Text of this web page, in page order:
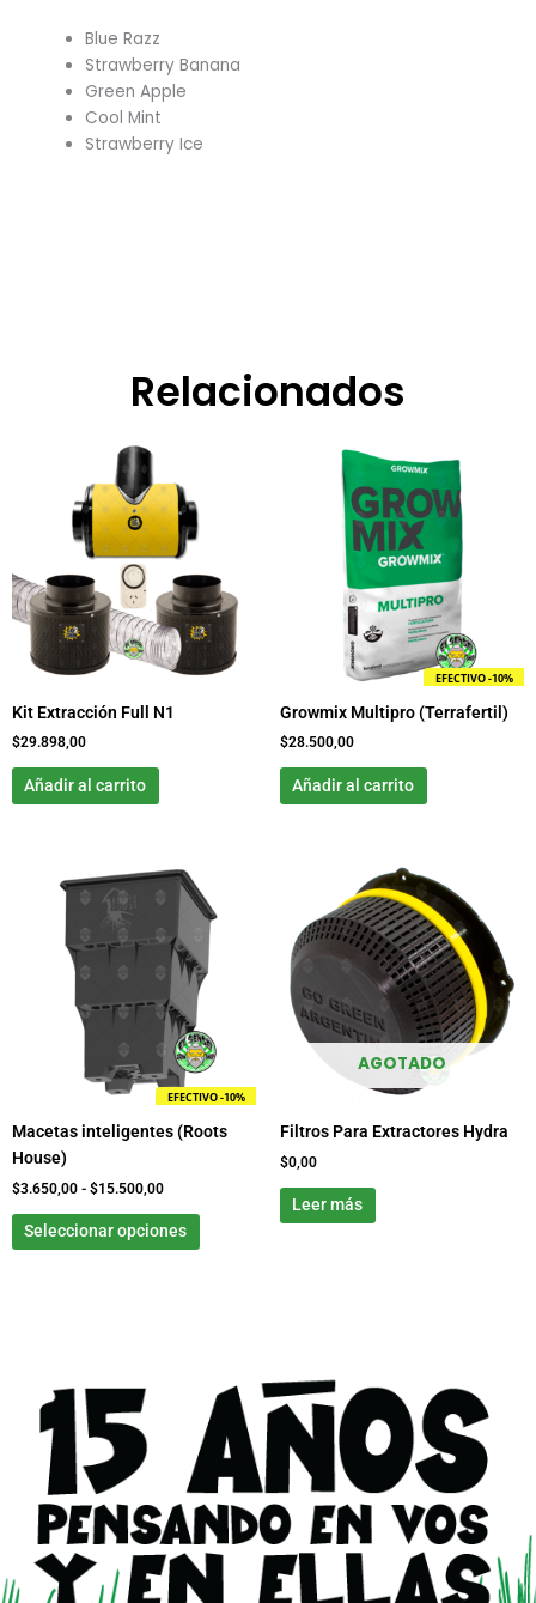
Blue Razz
Strawberry Banana
Green Apple
Cool Mint
Strawberry Ice
Relacionados
Kit Extracción Full N1
$29.898,00
Añadir al carrito
EFECTIVO -10%
Growmix Multipro (Terrafertil)
$28.500,00
Añadir al carrito
EFECTIVO -10%
Macetas inteligentes (Roots
House)
$3.650,00 - $15.500,00
Rango
precios:
$3.650,00
hasta
$15.500,00
Seleccionar opciones
producto
tiene
múltiples
variantes.
Las
opciones
se
pueden
elegir
en
de
AGOTADO
Filtros Para Extractores Hydra
$0,00
Leer más